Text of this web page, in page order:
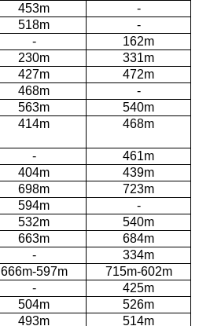
453m
-
518m
-
-
162m
230m
331m
427m
472m
468m
-
563m
540m
414m 468m
-
461m
404m
439m
698m
723m
594m
-
532m
540m
663m
684m
-
334m
666m-597m
715m-602m
-
425m
504m
526m
493m 514m